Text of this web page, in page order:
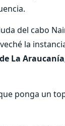
del cabo
la
La
ponga un